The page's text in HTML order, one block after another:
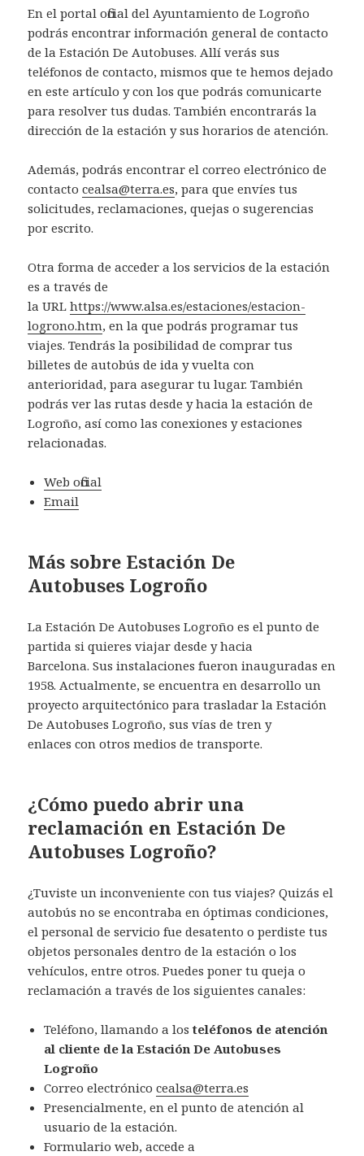
En el portal oficial del Ayuntamiento de Logroño
podrás encontrar información general de contacto
de la Estación De Autobuses. Allí verás sus
teléfonos de contacto, mismos que te hemos dejado
en este artículo y con los que podrás comunicarte
para resolver tus dudas. También encontrarás la
dirección de la estación y sus horarios de atención.
Además, podrás encontrar el correo electrónico de
contactocealsa@terra.es, para que envíes tus
solicitudes, reclamaciones, quejas o sugerencias
por escrito.
Otra forma de acceder a los servicios de la estación
es a través de
la URLhttps://www.alsa.es/estaciones/estacion-
logrono.htm, en la que podrás programar tus
viajes. Tendrás la posibilidad de comprar tus
billetes de autobús de ida y vuelta con
anterioridad, para asegurar tu lugar. También
podrás ver las rutas desde y hacia la estación de
Logroño, así como las conexiones y estaciones
relacionadas.
Web oficial
Email
Más sobre Estación De
Autobuses Logroño
La Estación De Autobuses Logroño es el punto de
partida si quieres viajar desde y hacia
Barcelona. Sus instalaciones fueron inauguradas en
1958. Actualmente, se encuentra en desarrollo un
proyecto arquitectónico para trasladar la Estación
De Autobuses Logroño, sus vías de tren y
enlaces con otros medios de transporte.
¿Cómo puedo abrir una
reclamación en Estación De
Autobuses Logroño?
¿Tuviste un inconveniente con tus viajes? Quizás el
autobús no se encontraba en óptimas condiciones,
el personal de servicio fue desatento o perdiste tus
objetos personales dentro de la estación o los
vehículos, entre otros. Puedes poner tu queja o
reclamación a través de los siguientes canales:
Teléfono, llamando a losteléfonos de atención
al cliente de la Estación De Autobuses
Logroño
Correo electrónicocealsa@terra.es
Presencialmente, en el punto de atención al
usuario de la estación.
Formulario web, accede a